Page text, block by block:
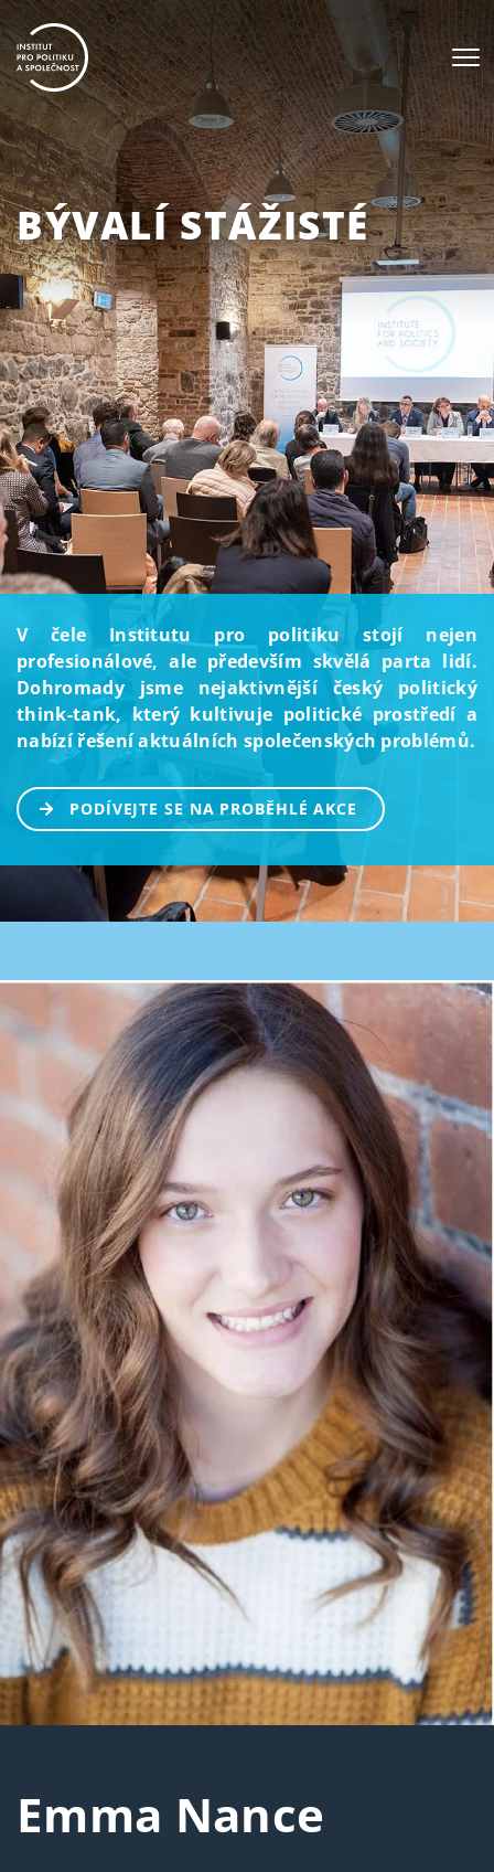
BÝVALÍ STÁŽISTÉ
V čele Institutu pro politiku stojí nejen
profesionálové, ale především skvělá parta lidí.
Dohromady jsme nejaktivnější český politický
think-tank, který kultivuje politické prostředí a
nabízí řešení aktuálních společenských problémů.
PODÍVEJTE SE NA PROBĚHLÉ AKCE
Emma Nance